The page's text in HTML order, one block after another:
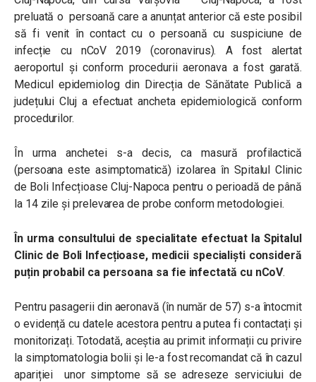
preluată o persoană care a anunțat anterior că este posibil
să fi venit în contact cu o persoană cu suspiciune de
infecție cu nCoV 2019 (coronavirus). A fost alertat
aeroportul și conform procedurii aeronava a fost garată.
Medicul epidemiolog din Direcția de Sănătate Publică a
județului Cluj a efectuat ancheta epidemiologică conform
procedurilor.
În urma anchetei s-a decis, ca masură profilactică
(persoana este asimptomatică) izolarea în Spitalul Clinic
de Boli Infecțioase Cluj-Napoca pentru o perioadă de până
la 14 zile și prelevarea de probe conform metodologiei.
În urma consultului de specialitate efectuat la Spitalul
Clinic de Boli Infecțioase, medicii specialiști consideră
puțin probabil ca persoana sa fie infectată cu nCoV.
Pentru pasagerii din aeronavă (în număr de 57) s-a întocmit
o evidență cu datele acestora pentru a putea fi contactați și
monitorizați. Totodată, aceștia au primit informații cu privire
la simptomatologia bolii și le-a fost recomandat că în cazul
apariției unor simptome să se adreseze serviciului de